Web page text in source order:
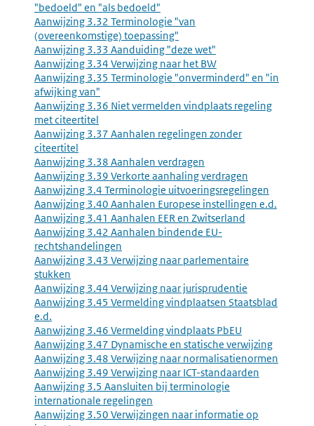
"bedoeld" en "als bedoeld"
Aanwijzing 3.32 Terminologie "van
(overeenkomstige) toepassing"
Aanwijzing 3.33 Aanduiding "deze wet"
Aanwijzing 3.34 Verwijzing naar het BW
Aanwijzing 3.35 Terminologie "onverminderd" en "in
afwijking van"
Aanwijzing 3.36 Niet vermelden vindplaats regeling
met citeertitel
Aanwijzing 3.37 Aanhalen regelingen zonder
citeertitel
Aanwijzing 3.38 Aanhalen verdragen
Aanwijzing 3.39 Verkorte aanhaling verdragen
Aanwijzing 3.4 Terminologie uitvoeringsregelingen
Aanwijzing 3.40 Aanhalen Europese instellingen e.d.
Aanwijzing 3.41 Aanhalen EER en Zwitserland
Aanwijzing 3.42 Aanhalen bindende EU-
rechtshandelingen
Aanwijzing 3.43 Verwijzing naar parlementaire
stukken
Aanwijzing 3.44 Verwijzing naar jurisprudentie
Aanwijzing 3.45 Vermelding vindplaatsen Staatsblad
e.d.
Aanwijzing 3.46 Vermelding vindplaats PbEU
Aanwijzing 3.47 Dynamische en statische verwijzing
Aanwijzing 3.48 Verwijzing naar normalisatienormen
Aanwijzing 3.49 Verwijzing naar ICT-standaarden
Aanwijzing 3.5 Aansluiten bij terminologie
internationale regelingen
Aanwijzing 3.50 Verwijzingen naar informatie op